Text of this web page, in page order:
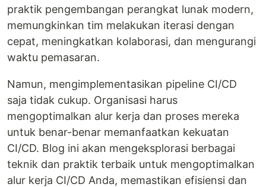
praktik pengembangan perangkat lunak modern,
memungkinkan tim melakukan iterasi dengan
cepat, meningkatkan kolaborasi, dan mengurangi
waktu pemasaran.
Namun, mengimplementasikan pipeline CI/CD
saja tidak cukup. Organisasi harus
mengoptimalkan alur kerja dan proses mereka
untuk benar-benar memanfaatkan kekuatan
CI/CD. Blog ini akan mengeksplorasi berbagai
teknik dan praktik terbaik untuk mengoptimalkan
alur kerja CI/CD Anda, memastikan efisiensi dan